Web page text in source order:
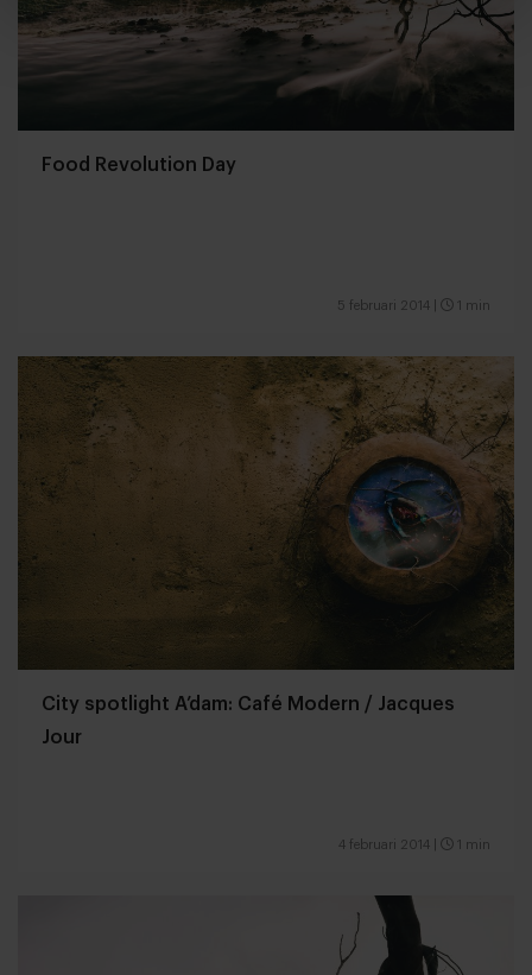
Food Revolution Day
5 februari 2014 1 min
City spotlight A’dam: Café Modern / Jacques
Jour
4 februari 2014 1 min